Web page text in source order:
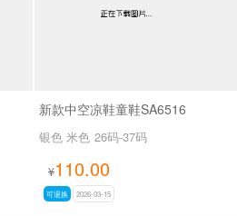
新款中空凉鞋童鞋SA6516
银色 米色 26码-37码
¥110.00
可退换 2026-03-15